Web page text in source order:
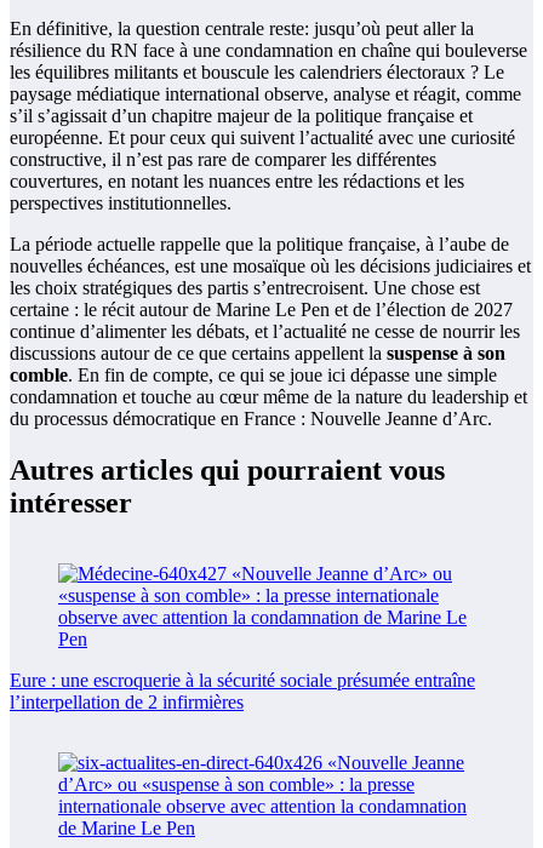
En définitive, la question centrale reste: jusqu’où peut aller la
résilience du RN face à une condamnation en chaîne qui bouleverse
les équilibres militants et bouscule les calendriers électoraux ? Le
paysage médiatique international observe, analyse et réagit, comme
s’il s’agissait d’un chapitre majeur de la politique française et
européenne. Et pour ceux qui suivent l’actualité avec une curiosité
constructive, il n’est pas rare de comparer les différentes
couvertures, en notant les nuances entre les rédactions et les
perspectives institutionnelles.
La période actuelle rappelle que la politique française, à l’aube de
nouvelles échéances, est une mosaïque où les décisions judiciaires et
les choix stratégiques des partis s’entrecroisent. Une chose est
certaine : le récit autour de Marine Le Pen et de l’élection de 2027
continue d’alimenter les débats, et l’actualité ne cesse de nourrir les
discussions autour de ce que certains appellent la suspense à son
comble. En fin de compte, ce qui se joue ici dépasse une simple
condamnation et touche au cœur même de la nature du leadership et
du processus démocratique en France : Nouvelle Jeanne d’Arc.
Autres articles qui pourraient vous
intéresser
Eure : une escroquerie à la sécurité sociale présumée entraîne
l’interpellation de 2 infirmières